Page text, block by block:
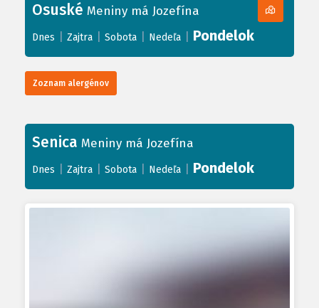
+
−
Osuské Meniny má Jozefína
Dnes Zajtra Sobota Nedeľa Pondelok
Zoznam alergénov
Senica Meniny má Jozefína
Dnes Zajtra Sobota Nedeľa Pondelok